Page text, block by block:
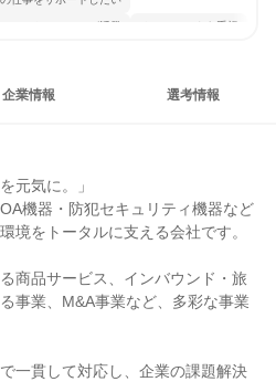
ミュニケーションが活発 チームワークを重視
企業情報 選考情報
元気に。」
機器・防犯セキュリティ機器など
境をトータルに支える会社です。
商品サービス、インバウンド・旅
事業、M&A事業など、多彩な事業
一貫して対応し、企業の課題解決